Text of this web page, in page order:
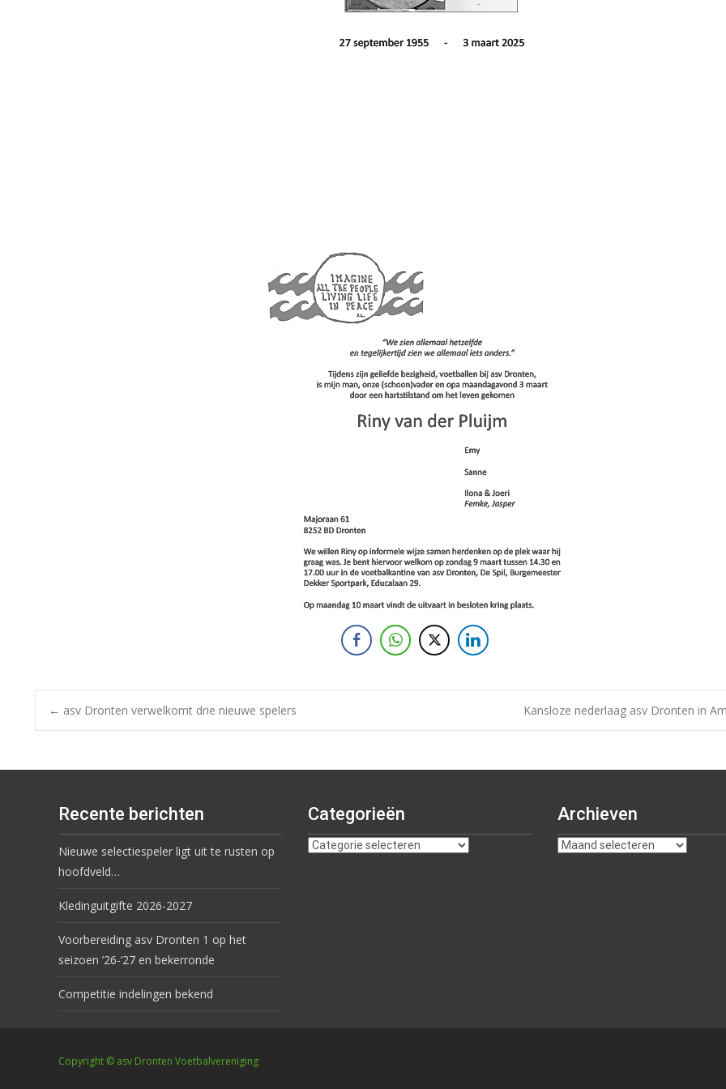
← asv Dronten verwelkomt drie nieuwe spelers Kansloze nederlaag asv Dronten in
Recente berichten
Nieuwe selectiespeler ligt uit te rusten op
hoofdveld…
Kledinguitgifte 2026-2027
Voorbereiding asv Dronten 1 op het
seizoen ’26-’27 en bekerronde
Competitie indelingen bekend
Categorieën Archieven
Copyright © asv Dronten Voetbalvereniging